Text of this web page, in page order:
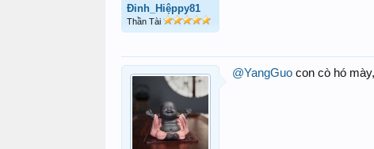
Đinh_Hiệppy81
Thần Tài
@YangGuo con cò hó